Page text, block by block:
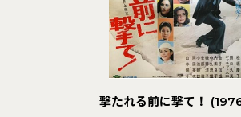
撃たれる前に撃て！